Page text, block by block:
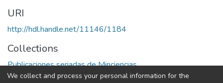
URI
http://hdl.handle.net/11146/1184
Collections
Publicaciones seriadas de Minciencias
We collect and process your personal information for the